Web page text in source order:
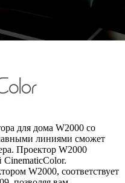
для дома W2000 со
линиями сможет
Проектор W2000
CinematicColor.
W2000, соответствует